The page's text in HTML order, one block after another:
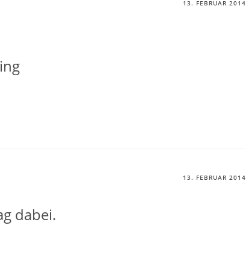
13. FEBRUAR 2014
13. FEBRUAR 2014
dabei.